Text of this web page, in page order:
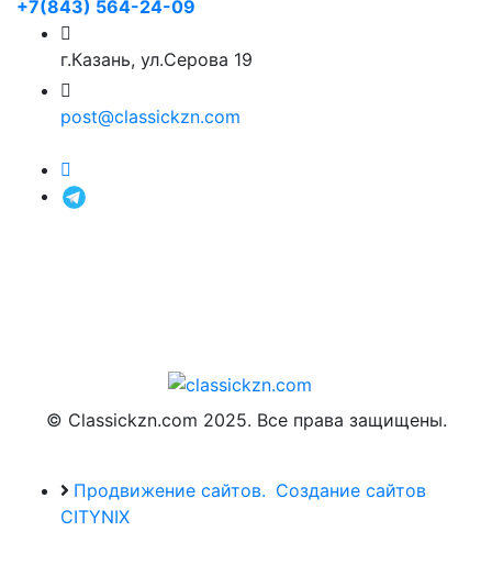
+7(843) 564-24-09
г.Казань, ул.Серова 19
post@classickzn.com
© Classickzn.com 2025. Все права защищены.
Продвижение сайтов. Создание сайтов
CITYNIX